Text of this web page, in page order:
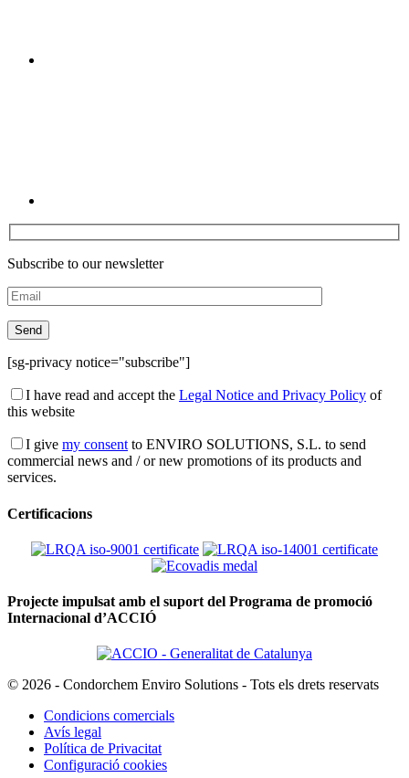
Subscribe to our newsletter
[sg-privacy notice="subscribe"]
I have read and accept the Legal Notice and Privacy Policy of
this website
I give my consent to ENVIRO SOLUTIONS, S.L. to send
commercial news and / or new promotions of its products and
services.
Certificacions
Projecte impulsat amb el suport del Programa de promoció
Internacional d’ACCIÓ
© 2026 - Condorchem Enviro Solutions - Tots els drets reservats
Condicions comercials
Avís legal
Política de Privacitat
Configuració cookies